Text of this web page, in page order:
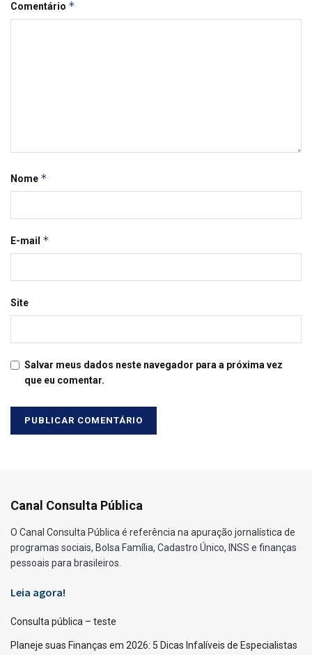
Comentário *
Nome *
E-mail *
Site
Salvar meus dados neste navegador para a próxima vez
que eu comentar.
Canal Consulta Pública
O Canal Consulta Pública é referência na apuração jornalística de
programas sociais, Bolsa Família, Cadastro Único, INSS e finanças
pessoais para brasileiros.
Leia agora!
Consulta pública – teste
Planeje suas Finanças em 2026: 5 Dicas Infalíveis de Especialistas